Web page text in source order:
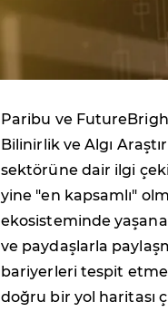
Paribu ve
Bilinirlik ve Algı
sektörüne dair ilgi
yine "en kapsamlı"
ekosisteminde
ve paydaşlarla
bariyerleri tespit
doğru bir yol haritası